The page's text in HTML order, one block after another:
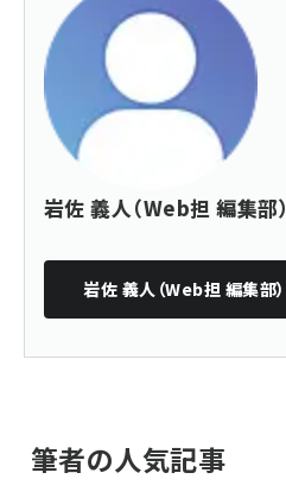
岩佐 義人（Web担 編集部）
岩佐 義人（Web担 編集部）
筆者の人気記事